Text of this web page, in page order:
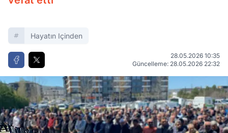
Hayatın Içinden
28.05.2026 10:35
Güncelleme: 28.05.2026 22:32